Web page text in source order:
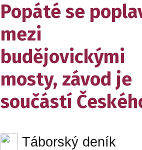
Popáté se
mezi
budějovickými
mosty, závod je
součástí
Táborský deník